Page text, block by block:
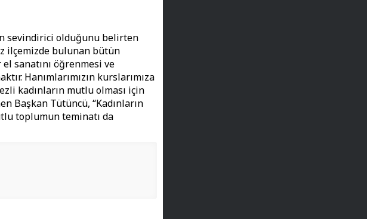
sevindirici olduğunu belirten
ilçemizde bulunan bütün
sanatını öğrenmesi ve
Hanımlarımızın kurslarımıza
kadınların mutlu olması için
Başkan Tütüncü, “Kadınların
toplumun teminatı da